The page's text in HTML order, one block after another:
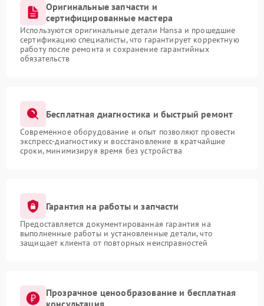
Оригинальные запчасти и
сертифицированные мастера
Используются оригинальные детали Hansa и прошедшие
сертификацию специалисты, что гарантирует корректную
работу после ремонта и сохранение гарантийных
обязательств
Бесплатная диагностика и быстрый ремонт
Современное оборудование и опыт позволяют провести
экспресс-диагностику и восстановление в кратчайшие
сроки, минимизируя время без устройства
Гарантия на работы и запчасти
Предоставляется документированная гарантия на
выполненные работы и установленные детали, что
защищает клиента от повторных неисправностей
Прозрачное ценообразование и бесплатная